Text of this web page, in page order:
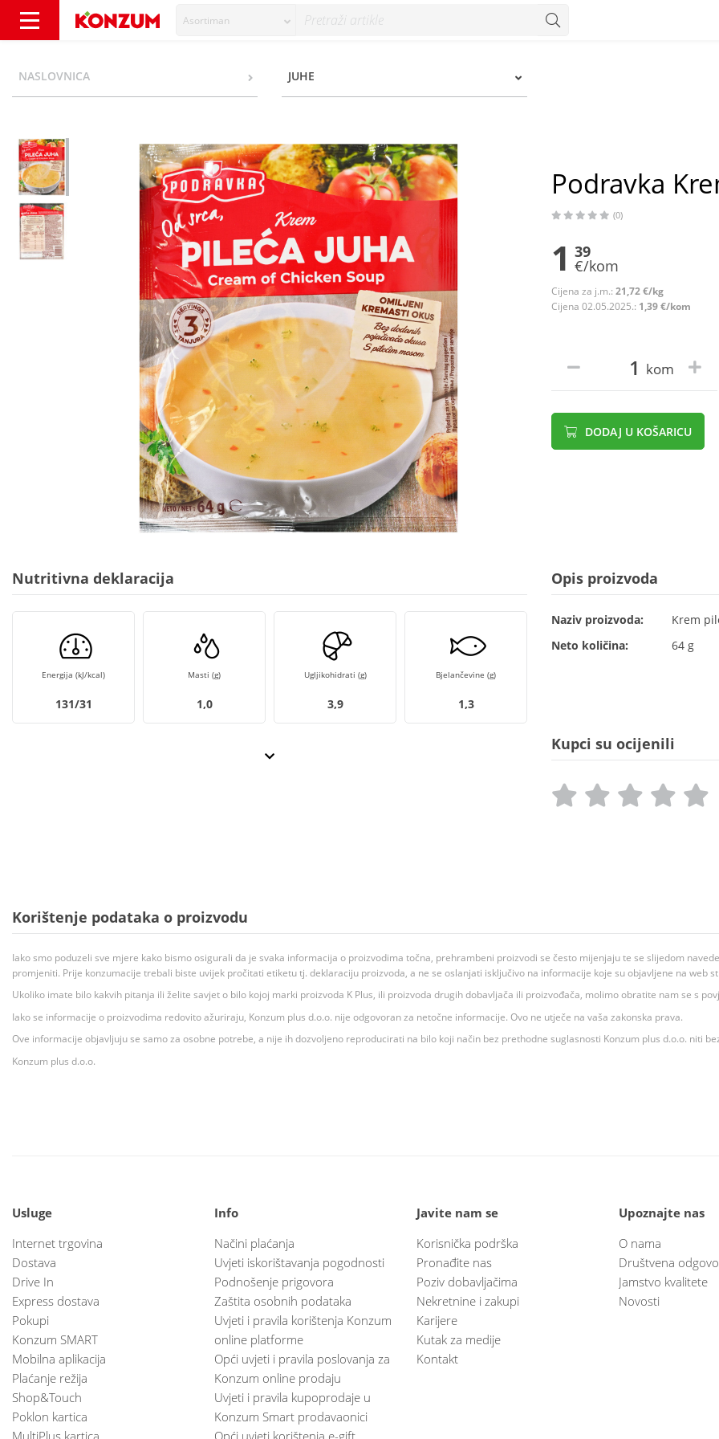
Asortiman
NASLOVNICA JUHE
Podravka
(0)
1 39
€/kom
Cijena za j.m.: 21,72 €/kg
Cijena 02.05.2025.: 1,39 €/kom
kom
DODAJ U KOŠARICU
Nutritivna deklaracija
Energija (kJ/kcal)
131/31
Masti (g)
1,0
Ugljikohidrati (g)
3,9
Bjelančevine (g)
1,3
Opis proizvoda
Naziv proizvoda:
Krem
Neto količina:
64 g
Kupci su ocijenili
Korištenje podataka o proizvodu
Iako smo poduzeli sve mjere kako bismo osigurali da je svaka informacija o proizvodima točna, prehrambeni proizvodi se često mijenjaju te se slijedom
promjeniti. Prije konzumacije trebali biste uvijek pročitati etiketu tj. deklaraciju proizvoda, a ne se oslanjati isključivo na informacije koje su objavljene na web
Ukoliko imate bilo kakvih pitanja ili želite savjet o bilo kojoj marki proizvoda K Plus, ili proizvoda drugih dobavljača ili proizvođača, molimo obratite nam se s
Iako se informacije o proizvodima redovito ažuriraju, Konzum plus d.o.o. nije odgovoran za netočne informacije. Ovo ne utječe na vaša zakonska prava.
Ove informacije objavljuju se samo za osobne potrebe, a nije ih dozvoljeno reproducirati na bilo koji način bez prethodne suglasnosti Konzum plus d.o.o. niti
Konzum plus d.o.o.
Usluge
Internet trgovina
Dostava
Drive In
Express dostava
Pokupi
Konzum SMART
Mobilna aplikacija
Plaćanje režija
Shop&Touch
Poklon kartica
MultiPlus kartica
Info
Načini plaćanja
Uvjeti iskorištavanja pogodnosti
Podnošenje prigovora
Zaštita osobnih podataka
Uvjeti i pravila korištenja Konzum
online platforme
Opći uvjeti i pravila poslovanja za
Konzum online prodaju
Uvjeti i pravila kupoprodaje u
Konzum Smart prodavaonici
Opći uvjeti korištenja e-gift
Javite nam se
Korisnička podrška
Pronađite nas
Poziv dobavljačima
Nekretnine i zakupi
Karijere
Kutak za medije
Kontakt
Upoznajte nas
O nama
Društvena
Jamstvo kvalitete
Novosti